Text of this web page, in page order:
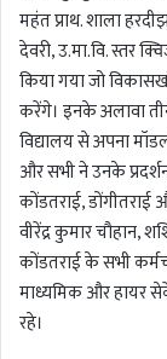
महंत प्राथ. शाला
देवरी, उ.मा.वि. स्तर
किया गया जो
करेंगे। इनके अलावा
विद्यालय से अपना
और सभी ने उनके
कोंडतराई,
वीरेंद्र कुमार चौहान,
कोंडतराई के सभी
माध्यमिक और हायर
रहे।